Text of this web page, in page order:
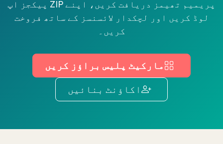
پریمیم تھیمز دریافت کریں، اپنے ZIP پیکجز اپ
لوڈ کریں اور لچکدار لائسنسز کے ساتھ فروخت
کریں۔
مارکیٹ پلیس براؤز کریں
اکاؤنٹ بنائیں